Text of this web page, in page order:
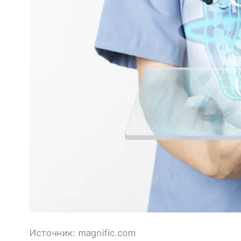
Источник: magnific.com